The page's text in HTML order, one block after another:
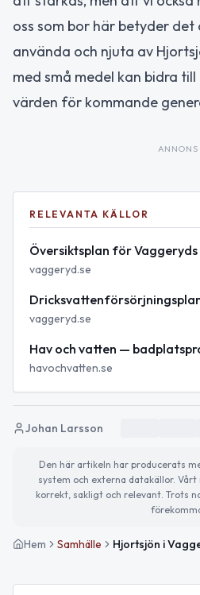
oss som bor här betyder
använda och njuta av
med små medel kan bidra
värden för kommande
ANNONS
RELEVANTA KÄLLOR
Översiktsplan för
vaggeryd.se
vaggeryd.se
Hav och vatten —
havochvatten.se
Johan Larsson
Den här artikeln har producerats
system och externa datakällor.
korrekt, sakligt och relevant. Trots
Hem Samhälle